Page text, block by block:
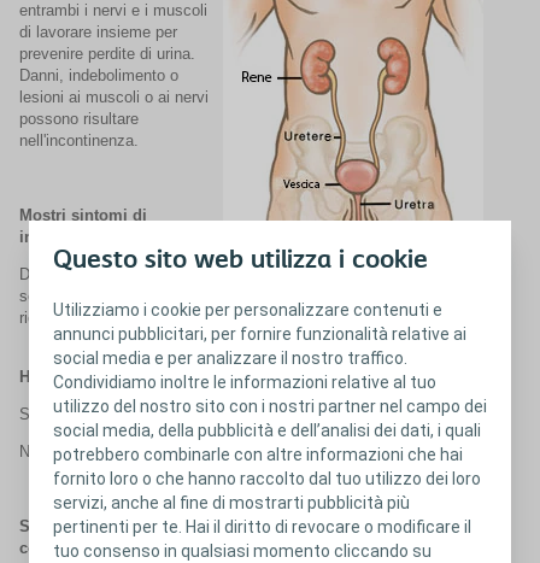
Questo sito web utilizza i cookie
Utilizziamo i cookie per personalizzare contenuti e
annunci pubblicitari, per fornire funzionalità relative ai
social media e per analizzare il nostro traffico.
Condividiamo inoltre le informazioni relative al tuo
utilizzo del nostro sito con i nostri partner nel campo dei
social media, della pubblicità e dell’analisi dei dati, i quali
potrebbero combinarle con altre informazioni che hai
fornito loro o che hanno raccolto dal tuo utilizzo dei loro
servizi, anche al fine di mostrarti pubblicità più
pertinenti per te. Hai il diritto di revocare o modificare il
tuo consenso in qualsiasi momento cliccando su
entrambi i nervi e i muscoli
di lavorare insieme per
prevenire perdite di urina.
Danni, indebolimento o
lesioni ai muscoli o ai nervi
possono risultare
nell'incontinenza.
Mostri sintomi di
incontinenza?
Di seguito troverai delle
semplici domande da
ricordare nel momento in cui parlerai con il tuo medico:
Hai notato perdite improvvise di urina?
Sì
No
Se dovessi quantificare la perdita di urina, a quanto
corrisponderebbe?